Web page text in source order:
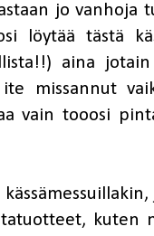
jo vanhoja
löytää tästä
aina
missannut
vain tooosi
kuten